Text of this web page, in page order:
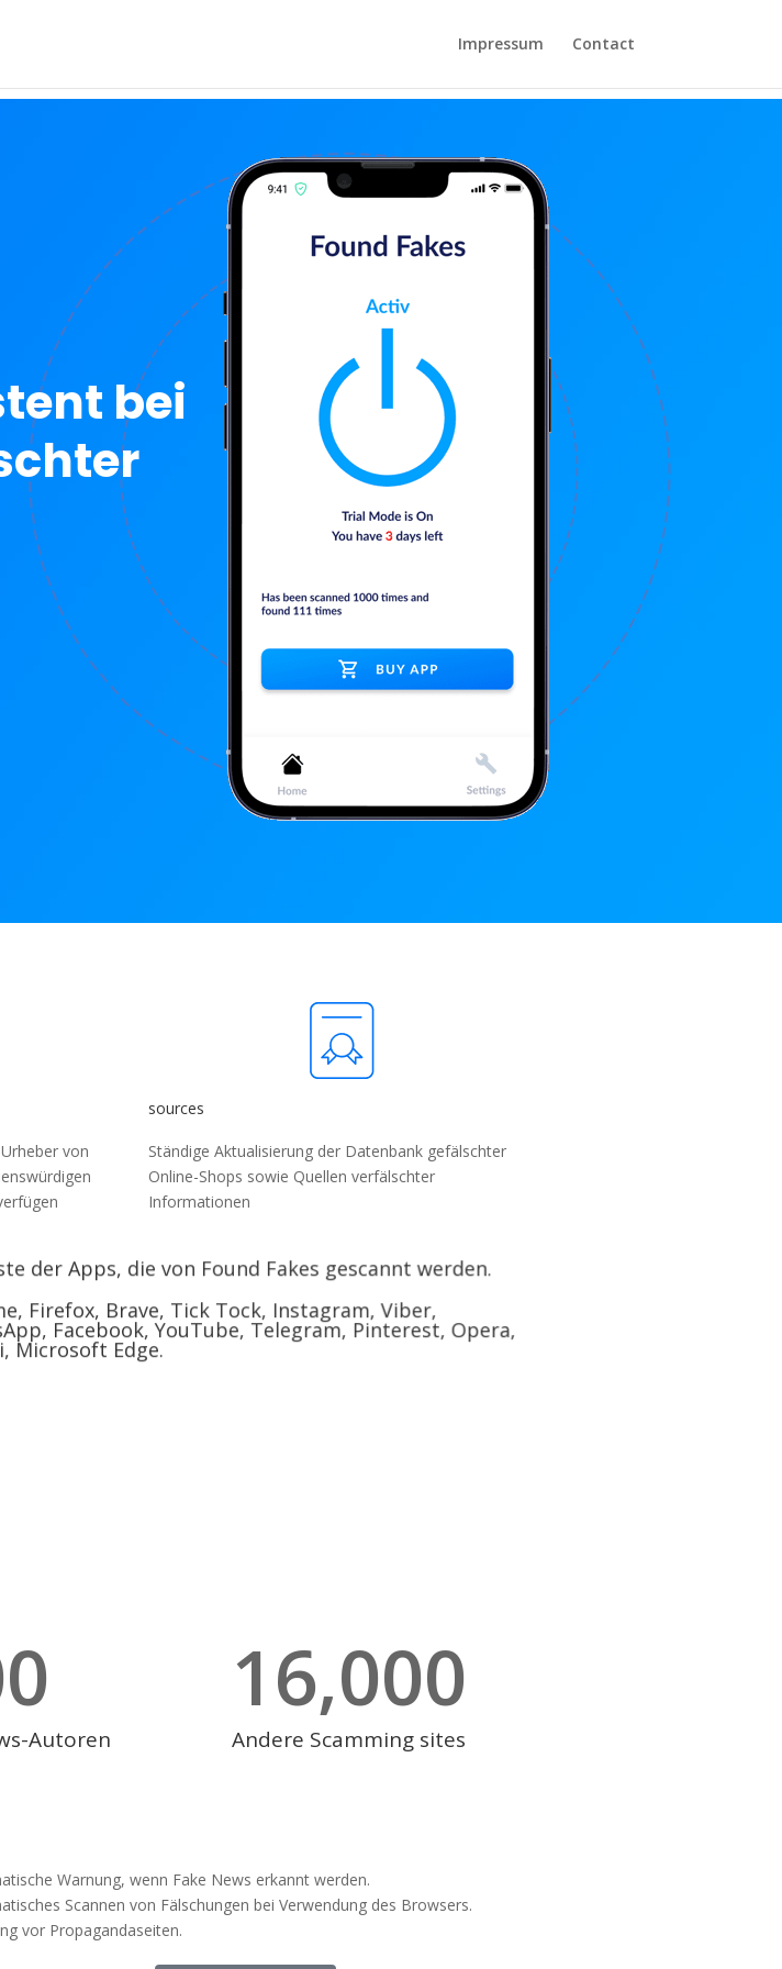
Impressum Contact
bei
von
sources
Ständige Aktualisierung der Datenbank gefälschter
Online-Shops sowie Quellen verfälschter
Informationen
der Apps, die von Found Fakes gescannt werden.
Firefox, Brave, Tick Tock, Instagram, Viber,
Facebook, YouTube, Telegram, Pinterest, Opera,
Microsoft Edge.
Autoren Andere Scamming sites
16,000
Warnung, wenn Fake News erkannt werden.
Scannen von Fälschungen bei Verwendung des Browsers.
vor Propagandaseiten.